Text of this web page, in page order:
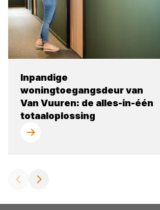
Inpandige
woningtoegangsdeur van
Van Vuuren: de alles-in-één
totaaloplossing